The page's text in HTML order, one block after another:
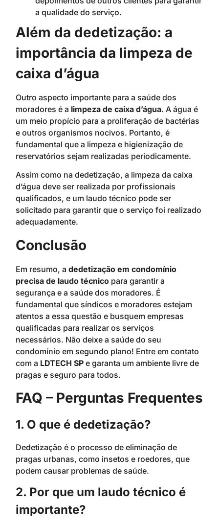
a qualidade do serviço.
Além da dedetização: a
importância da limpeza de
caixa d’água
Outro aspecto importante para a saúde dos
moradores é a limpeza de caixa d’água. A água é
um meio propício para a proliferação de bactérias
e outros organismos nocivos. Portanto, é
fundamental que a limpeza e higienização de
reservatórios sejam realizadas periodicamente.
Assim como na dedetização, a limpeza da caixa
d’água deve ser realizada por profissionais
qualificados, e um laudo técnico pode ser
solicitado para garantir que o serviço foi realizado
adequadamente.
Conclusão
Em resumo, a dedetização em condomínio
precisa de laudo técnico para garantir a
segurança e a saúde dos moradores. É
fundamental que síndicos e moradores estejam
atentos a essa questão e busquem empresas
qualificadas para realizar os serviços
necessários. Não deixe a saúde do seu
condomínio em segundo plano! Entre em contato
com a LDTECH SP e garanta um ambiente livre de
pragas e seguro para todos.
FAQ – Perguntas Frequentes
1. O que é dedetização?
Dedetização é o processo de eliminação de
pragas urbanas, como insetos e roedores, que
podem causar problemas de saúde.
2. Por que um laudo técnico é
importante?